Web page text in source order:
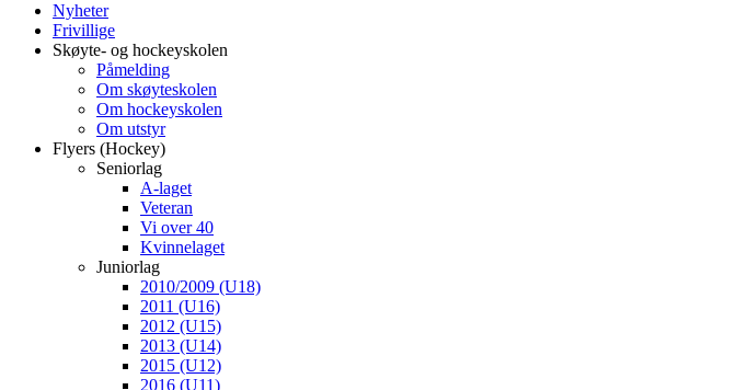
Nyheter
Frivillige
Skøyte- og hockeyskolen
Påmelding
Om skøyteskolen
Om hockeyskolen
Om utstyr
Flyers (Hockey)
Seniorlag
A-laget
Veteran
Vi over 40
Kvinnelaget
Juniorlag
2010/2009 (U18)
2011 (U16)
2012 (U15)
2013 (U14)
2015 (U12)
2016 (U11)